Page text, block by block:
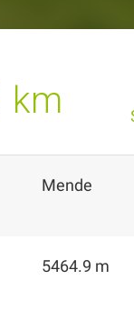
km
Mende
5464.9 m